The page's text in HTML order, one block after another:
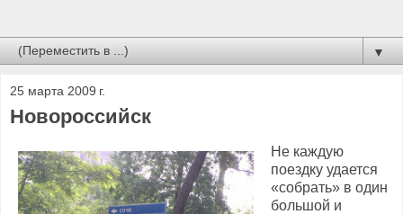
▼
25 марта 2009 г.
Новороссийск
Не каждую
поездку удается
«собрать» в один
большой и